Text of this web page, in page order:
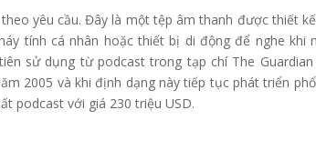
yêu cầu. Đây là một tệp âm thanh được thiết
tính cá nhân hoặc thiết bị di động để nghe khi
sử dụng từ podcast trong tạp chí The Guardian
2005 và khi định dạng này tiếp tục phát triển
podcast với giá 230 triệu USD.